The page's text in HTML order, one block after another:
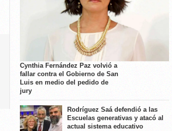
Cynthia Fernández Paz volvió a
fallar contra el Gobierno de San
Luis en medio del pedido de
jury
Rodríguez Saá defendió a las
Escuelas generativas y atacó al
actual sistema educativo